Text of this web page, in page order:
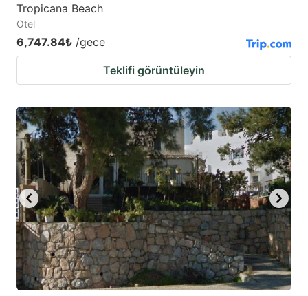
Tropicana Beach
Otel
6,747.84₺ /gece
Teklifi görüntüleyin